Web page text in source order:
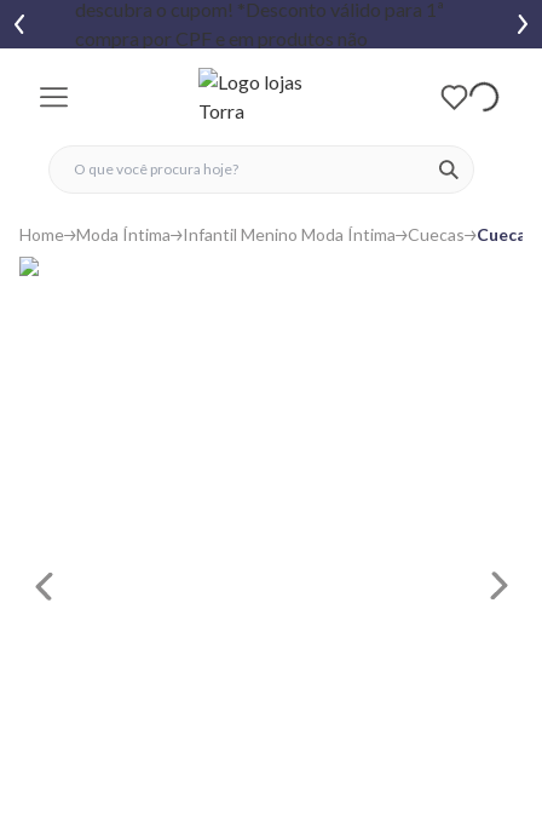
ver
fechar menu
fechar menu
favoritos
Home Moda Íntima Infantil Menino Moda Íntima Cuecas Cueca